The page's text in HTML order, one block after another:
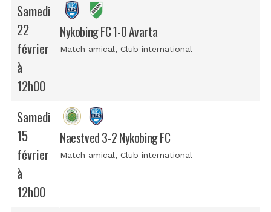
Samedi
22
février
à
12h00
Nykobing FC 1-0 Avarta
Match amical, Club international
Samedi
15
février
à
12h00
Naestved 3-2 Nykobing FC
Match amical, Club international